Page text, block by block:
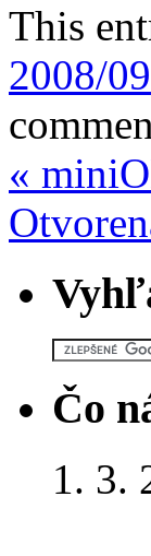
This
2008/09
«
Čo
1. 3.